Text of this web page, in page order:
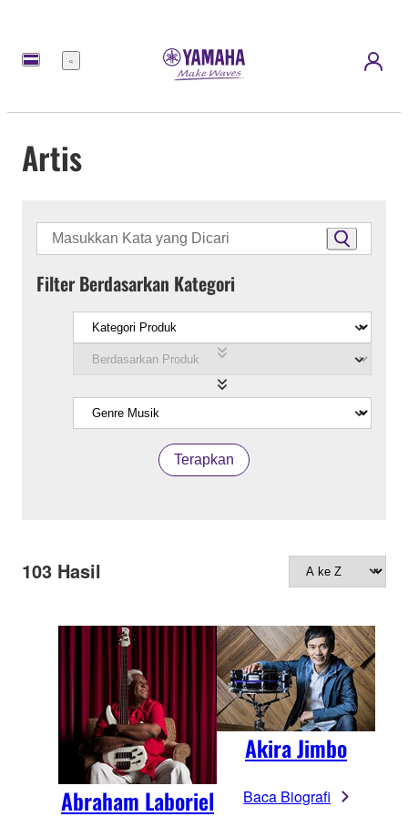
Menu
Artis
Filter Berdasarkan Kategori
Terapkan
103 Hasil
Abraham Laboriel
Akira Jimbo
Baca Biografi